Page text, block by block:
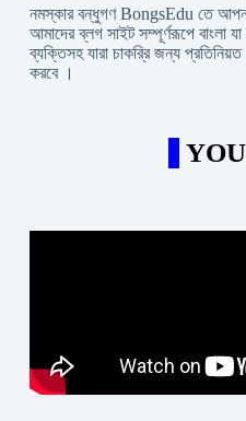
নমস্কার বন্ধুগণ BongsEdu তে
আমাদের ব্লগ সাইট সম্পূর্ণরূপে বাংলা যা
ব্যক্তিসহ যারা চাকরি্র জন্য প্রতিনিয়ত
করবে ।